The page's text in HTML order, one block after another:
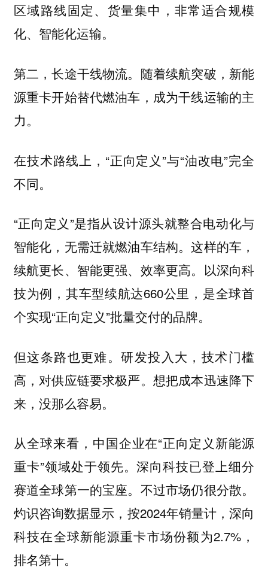
区域路线固定、货量集中，非常适合规模
化、智能化运输。
第二，长途干线物流。随着续航突破，新能
源重卡开始替代燃油车，成为干线运输的主
力。
在技术路线上，“正向定义”与“油改电”完全
不同。
“正向定义”是指从设计源头就整合电动化与
智能化，无需迁就燃油车结构。这样的车，
续航更长、智能更强、效率更高。以深向科
技为例，其车型续航达660公里，是全球首
个实现“正向定义”批量交付的品牌。
但这条路也更难。研发投入大，技术门槛
高，对供应链要求极严。想把成本迅速降下
来，没那么容易。
从全球来看，中国企业在“正向定义新能源
重卡”领域处于领先。深向科技已登上细分
赛道全球第一的宝座。不过市场仍很分散。
灼识咨询数据显示，按2024年销量计，深向
科技在全球新能源重卡市场份额为2.7%，
排名第十。